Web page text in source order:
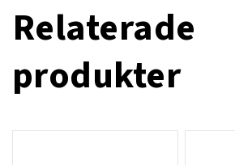
Relaterade
produkter